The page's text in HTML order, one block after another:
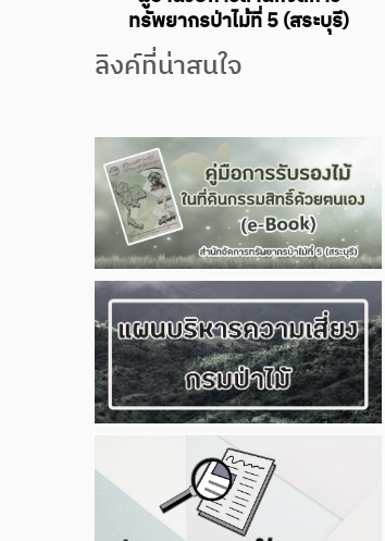
ทรัพยากรป่าไม้ที่ 5 (สระบุรี)
ลิงค์ที่น่าสนใจ